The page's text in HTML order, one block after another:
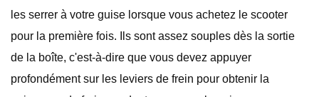
les serrer à votre guise lorsque vous achetez le scooter
pour la première fois. Ils sont assez souples dès la sortie
de la boîte, c'est-à-dire que vous devez appuyer
profondément sur les leviers de frein pour obtenir la